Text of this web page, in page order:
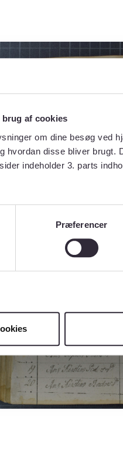
af cookies
om dine besøg ved
hvordan disse bliver
indeholder 3. parts
Præferencer